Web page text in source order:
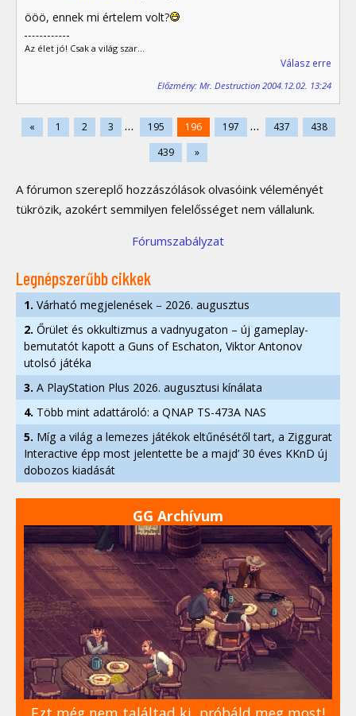
ööö, ennek mi értelem volt?
Az élet jó! Csak a világ szar...
Válasz erre
Előzmény: Mr. Destruction 2004.12.02. 13:24
« 1 2 3 ... 195 196 197 ... 437
438
439
»
A fórumon szereplő hozzászólások olvasóink véleményét
tükrözik, azokért semmilyen felelősséget nem vállalunk.
Fórumszabályzat
Legnépszerűbb cikkek
1. Várható megjelenések – 2026. augusztus
2. Őrület és okkultizmus a vadnyugaton – új gameplay-
bemutatót kapott a Guns of Eschaton, Viktor Antonov
utolsó játéka
3. A PlayStation Plus 2026. augusztusi kínálata
4. Több mint adattároló: a QNAP TS-473A NAS
5. Míg a világ a lemezes játékok eltűnésétől tart, a Ziggurat
Interactive épp most jelentette be a majd’ 30 éves KKnD új
dobozos kiadását
GG Archívum